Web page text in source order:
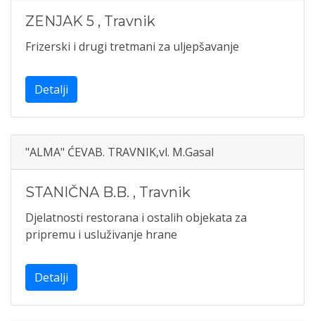
ZENJAK 5 , Travnik
Frizerski i drugi tretmani za uljepšavanje
Detalji
"ALMA" ĆEVAB. TRAVNIK,vl. M.Gasal
STANIČNA B.B. , Travnik
Djelatnosti restorana i ostalih objekata za
pripremu i usluživanje hrane
Detalji